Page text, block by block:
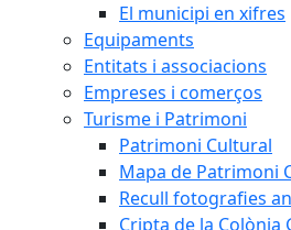
El municipi en xifres
Equipaments
Entitats i associacions
Empreses i comerços
Turisme i Patrimoni
Patrimoni Cultural
Mapa de Patrimoni
Recull fotografies
Cripta de la Colònia